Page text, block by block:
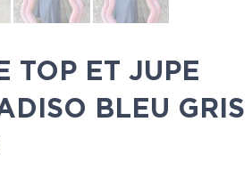
TOP ET JUPE
BLEU GRIS